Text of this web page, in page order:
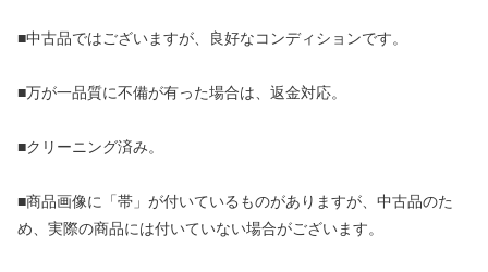
■中古品ではございますが、良好なコンディションです。
■万が一品質に不備が有った場合は、返金対応。
■クリーニング済み。
■商品画像に「帯」が付いているものがありますが、中古品のた
め、実際の商品には付いていない場合がございます。